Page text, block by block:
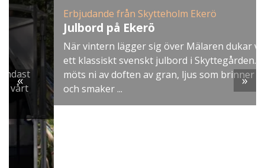
Erbjudande från Skytteholm Ekerö
Julbord på Ekerö
När vintern lägger sig över Mälaren dukar vi upp
ett klassiskt svenskt julbord i Skyttegården. Här
möts ni av doften av gran, ljus som brinner stilla
och smaker ...
« »